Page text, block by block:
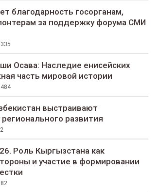
благодарность госорганам,
за поддержку форума СМИ
Осава: Наследие енисейских
часть мировой истории
выстраивают
развития
Роль Кыргызстана как
и участие в формировании